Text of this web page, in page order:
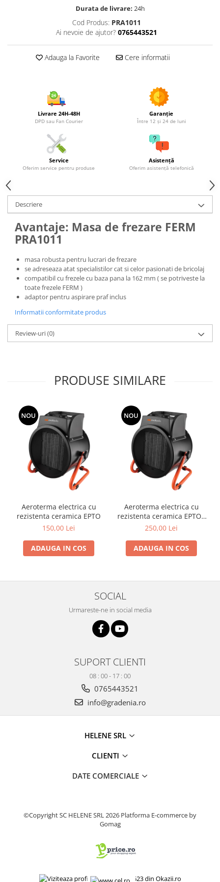
Motocositori
Motocoase
Granulatoare furaje
Mori cereale
Semanatori manuale
Tocatori vegetatie
Mașini hidraulice de despicat
lemne
Pluguri
Plug de scos cartofi
Rarițe
Freze de pamant
Grape
Cositori
Tocatoare agricole
Cultivatoare
Articole electrice
Prelungitoare
Sigurante electrice
Surse de iluminat
Plafoniere
Ciocane rotopercutoare
Plasa sarma galvanizata zincata
Plasa sarma rabit
Sarma moale neagra pentru fierari
si dulgheri; sarma zincata; sarma
ghimpata
Plase din polietilena
Plase umbrire
Plase anti insecte
Plase anti buruieni
Plase pentru castraveti
Mobilier PVC
Mobilier din PVC pentru casă
Garduri și porți rezidențiale
Produse pentru constructii
Aparate pneumatice
Scule si accesorii pneumatice
Aspiratoare profesionale
Durata de livrare: 24h
Cod Produs: PRA1011
Ai nevoie de ajutor? 0765443521
Adauga la Favorite Cere informatii
Livrare 24H-48H
DPD sau Fan Courier
Garanție
Între 12 și 24 de luni
Service
Oferim service pentru produse
Asistență
Oferim asistență telefonică
Descriere
Avantaje: Masa de frezare FERM
PRA1011
masa robusta pentru lucrari de frezare
se adreseaza atat specialistilor cat si celor pasionati de bricolaj
compatibil cu frezele cu baza pana la 162 mm ( se potriveste la
toate frezele FERM )
adaptor pentru aspirare praf inclus
Informatii conformitate produs
Review-uri(0)
PRODUSE SIMILARE
NOU
Aeroterma electrica cu
rezistenta ceramica EPTO
150,00 Lei
ADAUGA IN COS
NOU
Aeroterma electrica cu
rezistenta ceramica EPTO -
3000 W
250,00 Lei
ADAUGA IN COS
SOCIAL
Urmareste-ne in social media
SUPORT CLIENTI
08 : 00 - 17 : 00
0765443521
info@gradenia.ro
HELENE SRL
CLIENTI
DATE COMERCIALE
©Copyright SC HELENE SRL 2026 Platforma E-commerce by
Gomag